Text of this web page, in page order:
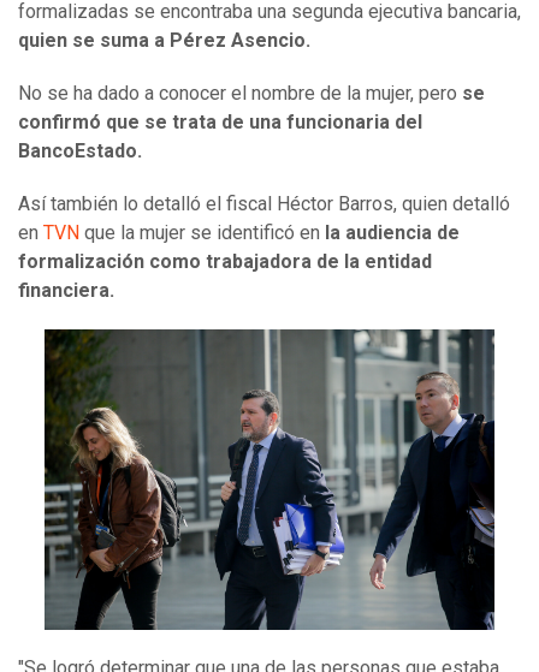
formalizadas se encontraba una segunda ejecutiva bancaria,
quien se suma a Pérez Asencio.
No se ha dado a conocer el nombre de la mujer, pero se
confirmó que se trata de una funcionaria del
BancoEstado.
Así también lo detalló el fiscal Héctor Barros, quien detalló
en TVN que la mujer se identificó en la audiencia de
formalización como trabajadora de la entidad
financiera.